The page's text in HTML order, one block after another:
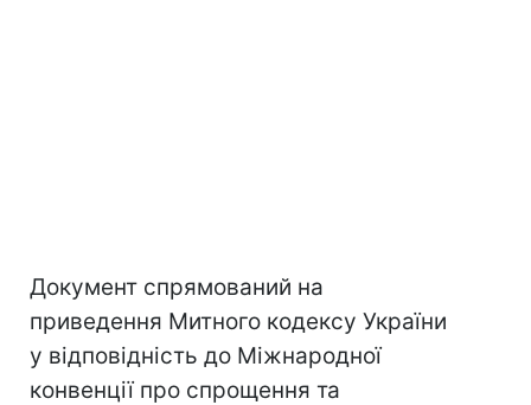
Документ спрямований на
приведення Митного кодексу України
у відповідність до Міжнародної
конвенції про спрощення та